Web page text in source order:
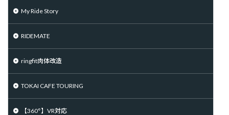
My Ride Story
RIDEMATE
ringfit肉体改造
TOKAI CAFE TOURING
【360°】VR対応